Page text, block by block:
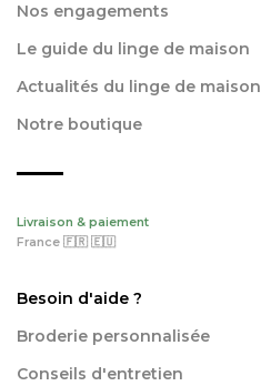
Nos engagements
Le guide du linge de maison
Actualités du linge de maison
Notre boutique
Livraison & paiement
France 🇫🇷 🇪🇺
Besoin d'aide ?
Broderie personnalisée
Conseils d'entretien